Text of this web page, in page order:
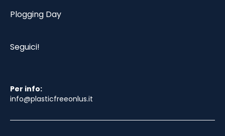
Plogging Day
Seguici!
Per info:
info@plasticfreeonlus.it